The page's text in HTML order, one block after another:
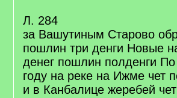
Л. 284
за Вашутиным Старово
пошлин три денги Новые
денег пошлин полденги
году на реке на Ижме чет
и в Канбалице жеребей